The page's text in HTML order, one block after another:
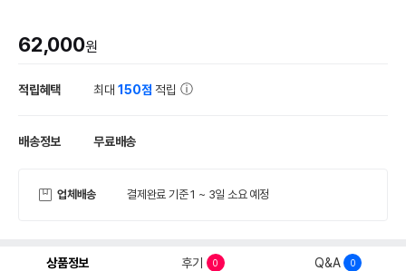
62,000원
적립혜택 최대150점 적립
배송정보 무료배송
업체배송 결제완료 기준 1 ~ 3일 소요 예정
상품정보 후기 0 Q&A 0